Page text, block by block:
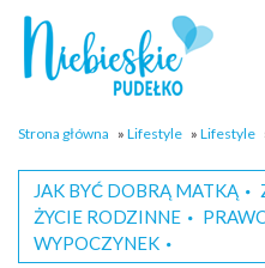
Strona główna » Lifestyle » Lifestyle
JAK BYĆ DOBRĄ MATKĄ
ŻYCIE RODZINNE
WYPOCZYNEK